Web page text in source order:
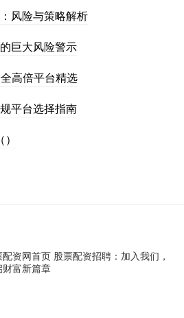
风险与策略解析
巨大风险警示
高倍平台精选
平台选择指南
配资网首页 股票配资招聘：加入我们，
财富新篇章